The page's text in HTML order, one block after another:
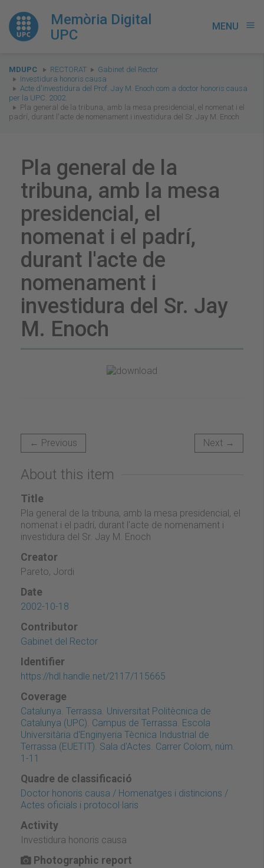
Memòria Digital
UPC
MENU menu
You
are
here:
MDUPC RECTORAT
Gabinet del Rector
Investidura honoris causa
Acte d'investidura del Prof. Jay M. Enoch com a doctor honoris causa
per la UPC. 2002.
Pla general de la tribuna, amb la mesa presidencial, el nomenat i el
padrí, durant l'acte de nomenament i investidura del Sr. Jay M. Enoch
Pla general de la
tribuna, amb la mesa
presidencial, el
nomenat i el padrí,
durant l'acte de
nomenament i
investidura del Sr. Jay
M. Enoch
← Previous Next →
About this item
Title
Pla general de la tribuna, amb la mesa presidencial, el
nomenat i el padrí, durant l'acte de nomenament i
investidura del Sr. Jay M. Enoch
Creator
Pareto, Jordi
Date
2002-10-18
Contributor
Gabinet del Rector
Identifier
https://hdl.handle.net/2117/115665
Coverage
Catalunya. Terrassa. Universitat Politècnica de
Catalunya (UPC). Campus de Terrassa. Escola
Universitària d'Enginyeria Tècnica Industrial de
Terrassa (EUETIT). Sala d'Actes. Carrer Colom, núm.
1-11
Quadre de classificació
Doctor honoris causa / Homenatges i distincions /
Actes oficials i protocol·laris
Activity
Investidura honoris causa
Photographic report